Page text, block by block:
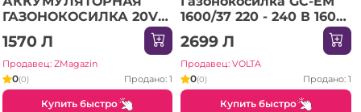
ГАЗОНОКОСИЛКА 20V
1570 Л
Продавец: ZMagazin
0(0) Продано: 1
Купить быстро
1600/37 220 - 240 В 1600
2699 Л
Продавец: VOLTA
0(0) Продано: 1
Купить быстро